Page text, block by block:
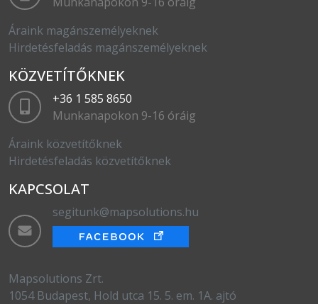
Áraink magánszemélyeknek
Hirdetésfeladás magánszemélyeknek
KÖZVETÍTŐKNEK
+36 1 585 8650
Munkanapokon 9-16 óráig
Áraink közvetítőknek
Hirdetésfeladás közvetítőknek
KAPCSOLAT
segitunk@mapsolutions.hu
Mapsolutions Zrt.
1054 Budapest, Hold utca 15. 5. em. 1A. ajtó